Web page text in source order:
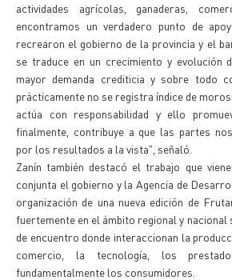
actividades agrícolas, ganaderas,
encontramos un verdadero punto de
recrearon el gobierno de la provincia y el
se traduce en un crecimiento y evolución
mayor demanda crediticia y sobre todo
prácticamente no se registra índice de
actúa con responsabilidad y ello
finalmente, contribuye a que las partes
por los resultados a la vista", señaló.
Zanín también destacó el trabajo que
conjunta el gobierno y la Agencia de
organización de una nueva edición de
fuertemente en el ámbito regional y nacional
de encuentro donde interaccionan la
comercio, la tecnología, los
fundamentalmente los consumidores.